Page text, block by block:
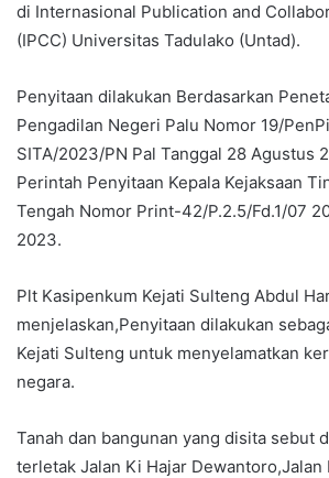
di Internasional Publication and
(IPCC) Universitas Tadulako (Untad).
Penyitaan dilakukan Berdasarkan
Pengadilan Negeri Palu Nomor 19/
SITA/2023/PN Pal Tanggal 28 Agustus
Perintah Penyitaan Kepala Kejaksaan
Tengah Nomor Print-42/P.2.5/Fd.1/07
2023.
Plt Kasipenkum Kejati Sulteng Abdul
menjelaskan,Penyitaan dilakukan
Kejati Sulteng untuk menyelamatkan
negara.
Tanah dan bangunan yang disita sebut
terletak Jalan Ki Hajar Dewantoro,Jalan